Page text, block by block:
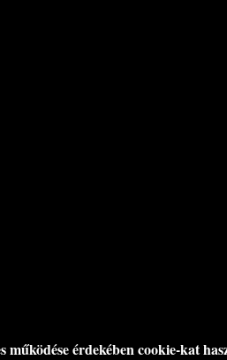
működése érdekében cookie-kat